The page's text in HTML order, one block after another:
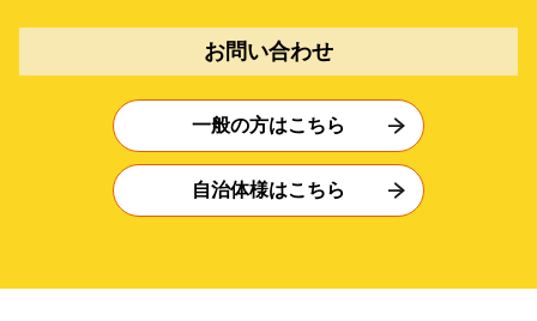
お問い合わせ
一般の方はこちら
自治体様はこちら